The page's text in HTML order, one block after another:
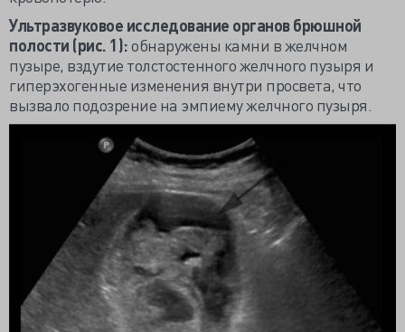
Ультразвуковое исследование органов брюшной
полости (рис. 1):обнаружены камни в желчном
пузыре, вздутие толстостенного желчного пузыря и
гиперэхогенные изменения внутри просвета, что
вызвало подозрение на эмпиему желчного пузыря.